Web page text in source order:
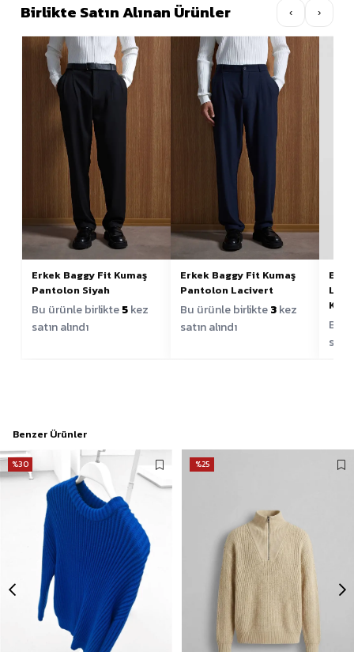
Birlikte Satın Alınan Ürünler ‹ ›
Erkek Baggy Fit Kumaş
Pantolon Siyah
Bu ürünle birlikte5kez
satın alındı
Erkek Baggy Fit Kumaş
Pantolon Lacivert
Bu ürünle birlikte3kez
satın alındı
Bu
Benzer Ürünler
%30 %25